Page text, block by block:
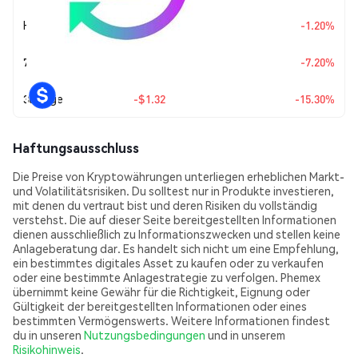
Heute -$0.088785 -1.20%
7 Tage -7.20%
30 Tage -$1.32 -15.30%
Haftungsausschluss
Die Preise von Kryptowährungen unterliegen erheblichen Markt-
und Volatilitätsrisiken. Du solltest nur in Produkte investieren,
mit denen du vertraut bist und deren Risiken du vollständig
verstehst. Die auf dieser Seite bereitgestellten Informationen
dienen ausschließlich zu Informationszwecken und stellen keine
Anlageberatung dar. Es handelt sich nicht um eine Empfehlung,
ein bestimmtes digitales Asset zu kaufen oder zu verkaufen
oder eine bestimmte Anlagestrategie zu verfolgen. Phemex
übernimmt keine Gewähr für die Richtigkeit, Eignung oder
Gültigkeit der bereitgestellten Informationen oder eines
bestimmten Vermögenswerts. Weitere Informationen findest
du in unseren Nutzungsbedingungen und in unserem
Risikohinweis.